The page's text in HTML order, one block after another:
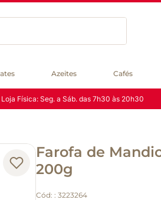
Azeites Cafés
Física: Seg. a Sáb. das 7h30 às 20h30
Farofa de
200g
Cód: : 3223264